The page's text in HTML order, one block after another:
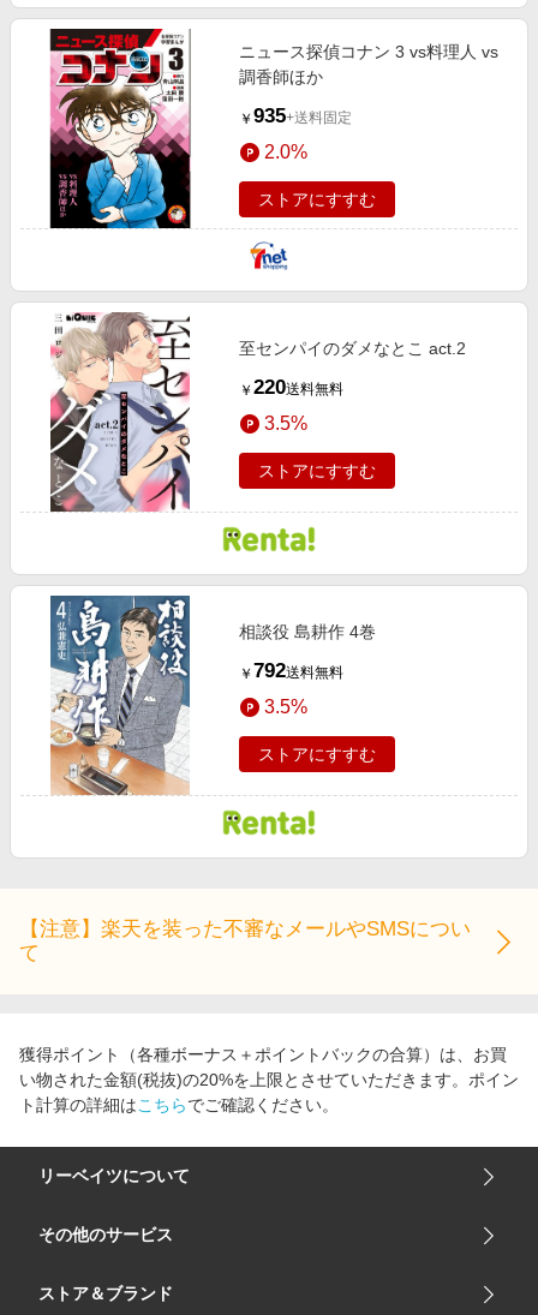
ニュース探偵コナン 3 vs料理人 vs
調香師ほか
￥ 935+送料固定
2.0%
ストアにすすむ
至センパイのダメなとこ act.2
￥ 220送料無料
3.5%
ストアにすすむ
相談役 島耕作 4巻
￥ 792送料無料
3.5%
ストアにすすむ
【注意】楽天を装った不審なメールやSMSについ
て
獲得ポイント（各種ボーナス＋ポイントバックの合算）は、お買
い物された金額(税抜)の20%を上限とさせていただきます。ポイン
ト計算の詳細はこちらでご確認ください。
リーベイツについて
会社概要
サイトマップ
その他のサービス
楽天市場
ストア＆ブランド